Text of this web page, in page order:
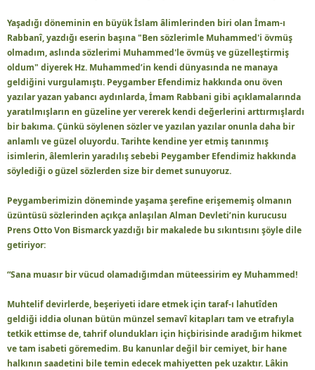
Yaşadığı döneminin en büyük İslam âlimlerinden biri olan İmam-ı
Rabbanî, yazdığı eserin başına "Ben sözlerimle Muhammed'i övmüş
olmadım, aslında sözlerimi Muhammed'le övmüş ve güzelleştirmiş
oldum" diyerek Hz. Muhammed’in kendi dünyasında ne manaya
geldiğini vurgulamıştı. Peygamber Efendimiz hakkında onu öven
yazılar yazan yabancı aydınlarda, İmam Rabbani gibi açıklamalarında
yaratılmışların en güzeline yer vererek kendi değerlerini arttırmışlardı
bir bakıma. Çünkü söylenen sözler ve yazılan yazılar onunla daha bir
anlamlı ve güzel oluyordu. Tarihte kendine yer etmiş tanınmış
isimlerin, âlemlerin yaradılış sebebi Peygamber Efendimiz hakkında
söylediği o güzel sözlerden size bir demet sunuyoruz.
Peygamberimizin döneminde yaşama şerefine erişememiş olmanın
üzüntüsü sözlerinden açıkça anlaşılan Alman Devleti’nin kurucusu
Prens Otto Von Bismarck yazdığı bir makalede bu sıkıntısını şöyle dile
getiriyor:
“Sana muasır bir vücud olamadığımdan müteessirim ey Muhammed!
Muhtelif devirlerde, beşeriyeti idare etmek için taraf-ı lahutîden
geldiği iddia olunan bütün münzel semavî kitapları tam ve etrafıyla
tetkik ettimse de, tahrif olundukları için hiçbirisinde aradığım hikmet
ve tam isabeti göremedim. Bu kanunlar değil bir cemiyet, bir hane
halkının saadetini bile temin edecek mahiyetten pek uzaktır. Lâkin